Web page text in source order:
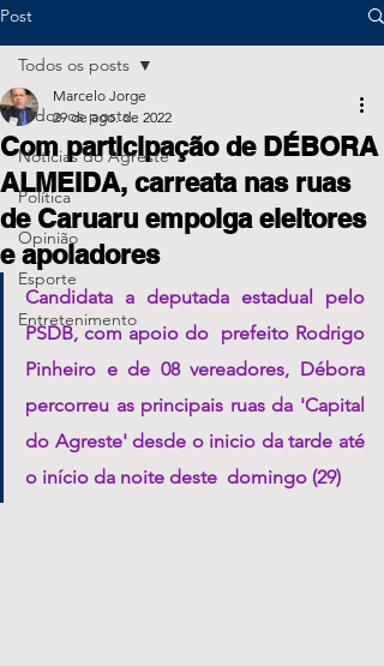
Post
Todos os posts
Notícias do Agreste
Política
Opinião
Esporte
Entretenimento
Todos os posts
Com participação de DÉBORA
ALMEIDA, carreata nas ruas
de Caruaru empolga eleitores
e apoiadores
Marcelo Jorge
29 de ago. de 2022
Candidata a deputada estadual pelo
PSDB, com apoio do  prefeito Rodrigo
Pinheiro e de 08 vereadores, Débora
percorreu as principais ruas da 'Capital
do Agreste' desde o inicio da tarde até
o início da noite deste  domingo (29)